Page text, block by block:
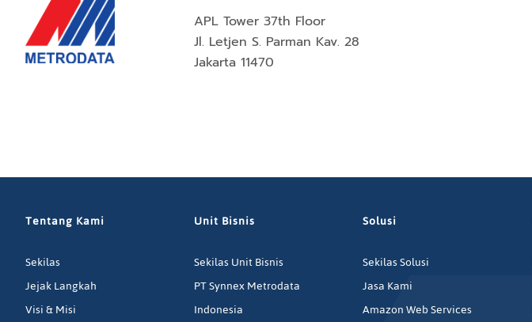
APL Tower 37th Floor
Jl. Letjen S. Parman Kav. 28
Jakarta 11470
Tentang Kami
Sekilas
Jejak Langkah
Visi & Misi
Unit Bisnis
Sekilas Unit Bisnis
PT Synnex Metrodata
Indonesia
Solusi
Sekilas Solusi
Jasa Kami
Amazon Web Services